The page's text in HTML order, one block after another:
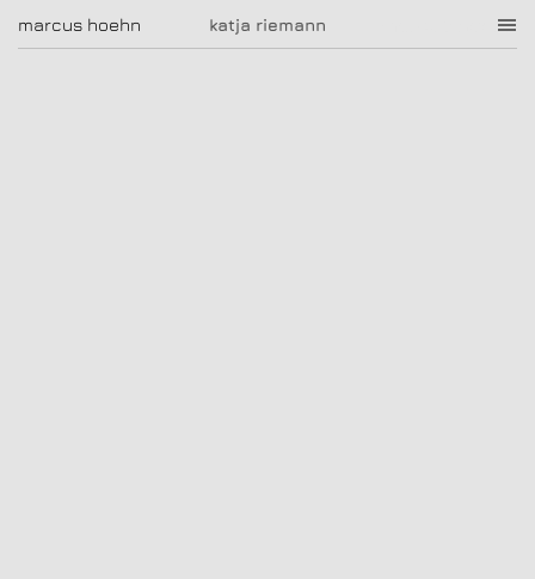
katja riemann
marcus hoehn marcus hoehn
|